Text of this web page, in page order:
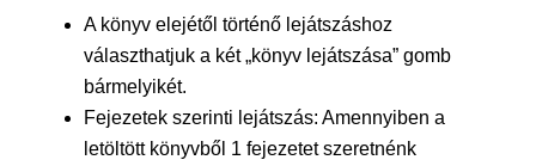
A könyv elejétől történő lejátszáshoz
választhatjuk a két „könyv lejátszása” gomb
bármelyikét.
Fejezetek szerinti lejátszás: Amennyiben a
letöltött könyvből 1 fejezetet szeretnénk